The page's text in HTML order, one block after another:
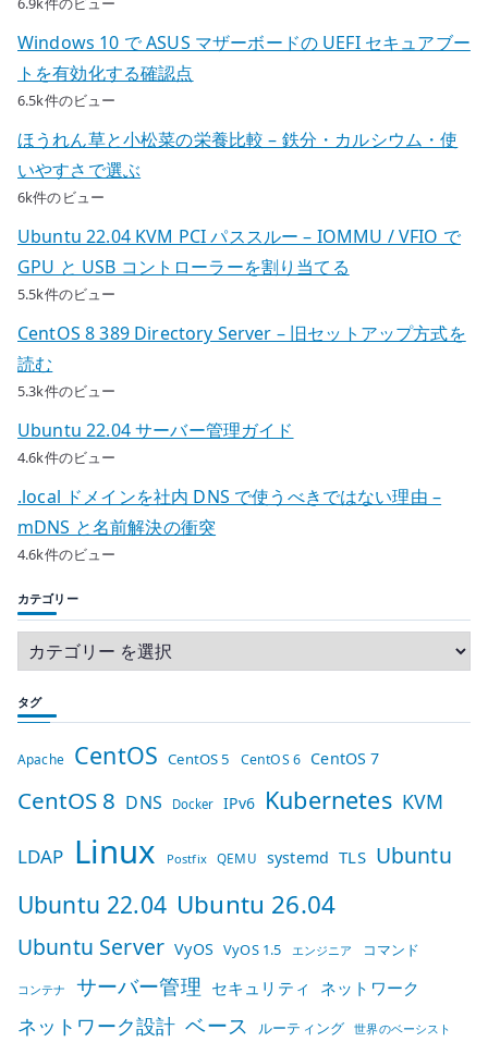
Windows 10 で ASUS マザーボードの UEFI セキュアブー
トを有効化する確認点
6.5k件のビュー
ほうれん草と小松菜の栄養比較 – 鉄分・カルシウム・使
いやすさで選ぶ
6k件のビュー
Ubuntu 22.04 KVM PCI パススルー – IOMMU / VFIO で
GPU と USB コントローラーを割り当てる
5.5k件のビュー
CentOS 8 389 Directory Server – 旧セットアップ方式を
読む
5.3k件のビュー
Ubuntu 22.04 サーバー管理ガイド
4.6k件のビュー
.local ドメインを社内 DNS で使うべきではない理由 –
mDNS と名前解決の衝突
4.6k件のビュー
カテゴリー
タグ
Apache CentOS CentOS 5 CentOS 6 CentOS 7
CentOS 8 DNS Docker IPv6 Kubernetes KVM
LDAP Linux Postfix QEMU systemd TLS Ubuntu
Ubuntu 22.04 Ubuntu 26.04
Ubuntu Server VyOS VyOS 1.5 エンジニア コマンド
コンテナ サーバー管理 セキュリティ ネットワーク
ネットワーク設計 ベース ルーティング 世界のベーシスト